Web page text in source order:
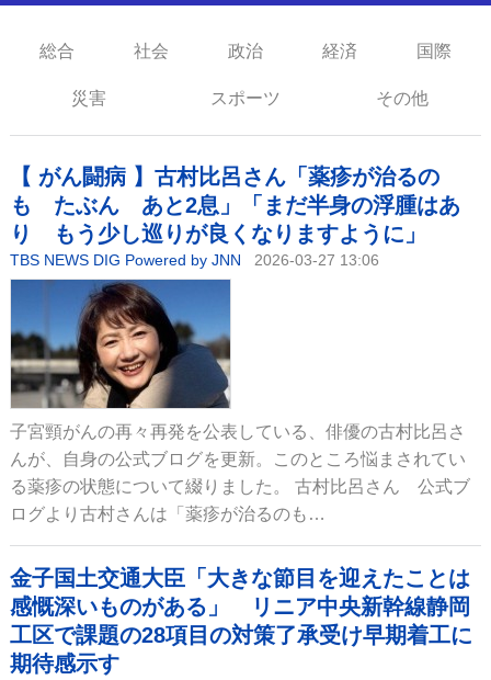
総合 社会 政治 経済 国際
災害 スポーツ その他
【 がん闘病 】古村比呂さん「薬疹が治るの
も たぶん あと2息」「まだ半身の浮腫はあ
り もう少し巡りが良くなりますように」
TBS NEWS DIG Powered by JNN 2026-03-27 13:06
子宮頸がんの再々再発を公表している、俳優の古村比呂さ
んが、自身の公式ブログを更新。このところ悩まされてい
る薬疹の状態について綴りました。 古村比呂さん 公式ブ
ログより古村さんは「薬疹が治るのも…
金子国土交通大臣「大きな節目を迎えたことは
感慨深いものがある」 リニア中央新幹線静岡
工区で課題の28項目の対策了承受け早期着工に
期待感示す